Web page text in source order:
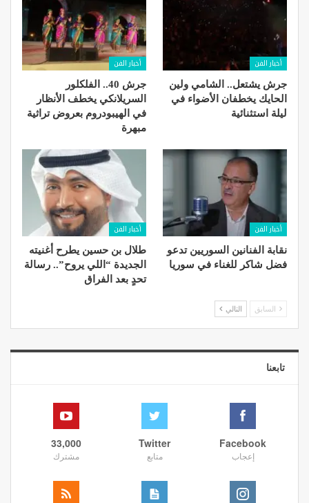
أخبار الفن
جرش يشتعل.. الشامي ولين
الحايك يخطفان الأضواء في
ليلة استثنائية
أخبار الفن
جرش 40.. الفلكلور
السريلانكي يخطف الأنظار
في الهيبودروم بعروض تراثية
مبهرة
أخبار الفن
نقابة الفنانين السوريين تدعو
فضل شاكر للغناء في سوريا
أخبار الفن
طلال بن حسين يطرح أغنيته
الجديدة “اللي يروح”.. رسالة
تحدٍ بعد الفراق
السابق التالي
تابعنا
Facebook
إعجاب
Twitter
متابع
33,000
مشترك